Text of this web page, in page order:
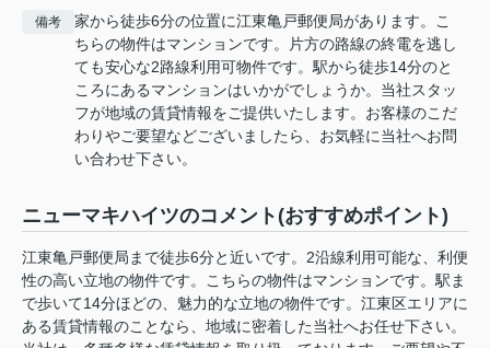
備考
家から徒歩6分の位置に江東亀戸郵便局があります。こ
ちらの物件はマンションです。片方の路線の終電を逃し
ても安心な2路線利用可物件です。駅から徒歩14分のと
ころにあるマンションはいかがでしょうか。当社スタッ
フが地域の賃貸情報をご提供いたします。お客様のこだ
わりやご要望などございましたら、お気軽に当社へお問
い合わせ下さい。
ニューマキハイツのコメント(おすすめポイント)
江東亀戸郵便局まで徒歩6分と近いです。2沿線利用可能な、利便
性の高い立地の物件です。こちらの物件はマンションです。駅ま
で歩いて14分ほどの、魅力的な立地の物件です。江東区エリアに
ある賃貸情報のことなら、地域に密着した当社へお任せ下さい。